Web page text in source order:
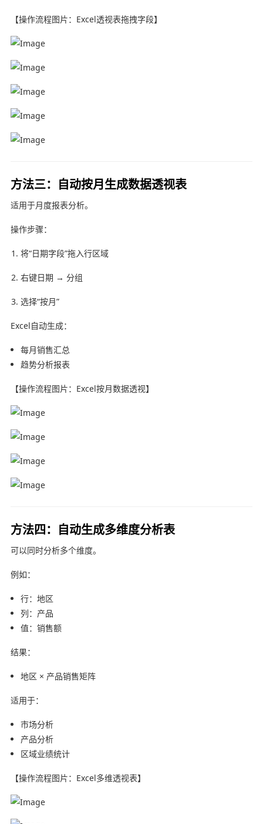
【操作流程图片：Excel透视表拖拽字段】
方法三：自动按月生成数据透视表
适用于月度报表分析。
操作步骤：
将“日期字段”拖入行区域
右键日期 → 分组
选择“按月”
Excel自动生成：
每月销售汇总
趋势分析报表
【操作流程图片：Excel按月数据透视】
方法四：自动生成多维度分析表
可以同时分析多个维度。
例如：
行：地区
列：产品
值：销售额
结果：
地区 × 产品销售矩阵
适用于：
市场分析
产品分析
区域业绩统计
【操作流程图片：Excel多维透视表】